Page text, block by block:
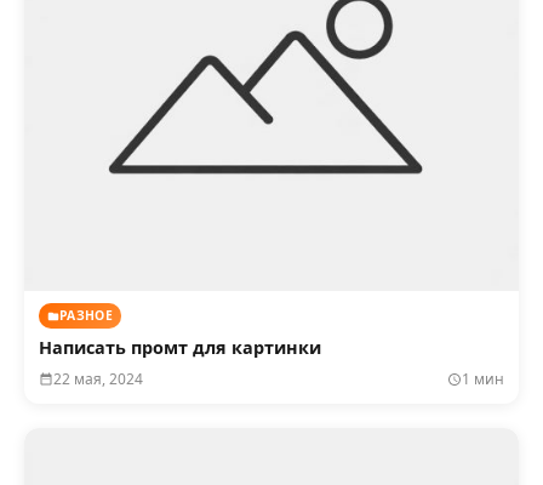
РАЗНОЕ
Написать промт для картинки
22 мая, 2024 1 мин